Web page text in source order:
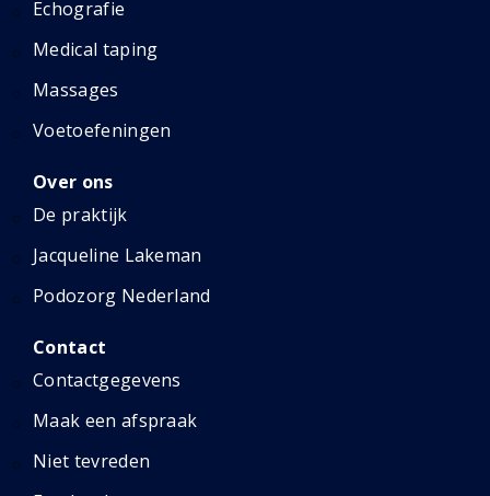
Echografie
Medical taping
Massages
Voetoefeningen
Over ons
De praktijk
Jacqueline Lakeman
Podozorg Nederland
Contact
Contactgegevens
Maak een afspraak
Niet tevreden